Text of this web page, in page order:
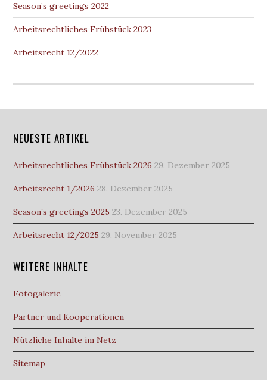
Season’s greetings 2022
Arbeitsrechtliches Frühstück 2023
Arbeitsrecht 12/2022
NEUESTE ARTIKEL
Arbeitsrechtliches Frühstück 2026 29. Dezember 2025
Arbeitsrecht 1/2026 28. Dezember 2025
Season’s greetings 2025 23. Dezember 2025
Arbeitsrecht 12/2025 29. November 2025
WEITERE INHALTE
Fotogalerie
Partner und Kooperationen
Nützliche Inhalte im Netz
Sitemap